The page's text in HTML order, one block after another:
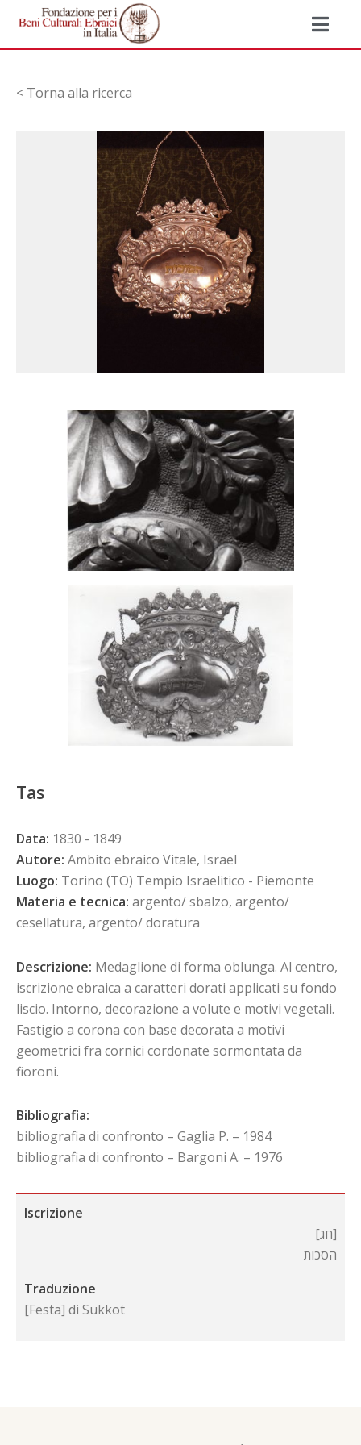
< Torna alla ricerca
Tas
Data: 1830 - 1849
Autore: Ambito ebraico Vitale, Israel
Luogo: Torino (TO) Tempio Israelitico - Piemonte
Materia e tecnica: argento/ sbalzo, argento/
cesellatura, argento/ doratura
Descrizione: Medaglione di forma oblunga. Al centro,
iscrizione ebraica a caratteri dorati applicati su fondo
liscio. Intorno, decorazione a volute e motivi vegetali.
Fastigio a corona con base decorata a motivi
geometrici fra cornici cordonate sormontata da
fioroni.
Bibliografia:
bibliografia di confronto – Gaglia P. – 1984
bibliografia di confronto – Bargoni A. – 1976
Iscrizione
[חג]
הסכות
Traduzione
[Festa] di Sukkot